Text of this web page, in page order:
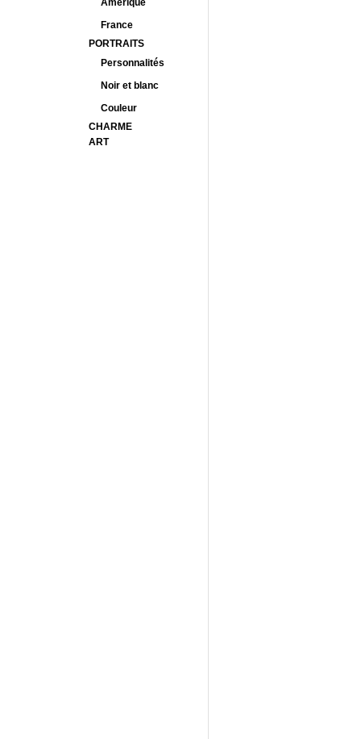
Amérique
France
PORTRAITS
Personnalités
Noir et blanc
Couleur
CHARME
ART